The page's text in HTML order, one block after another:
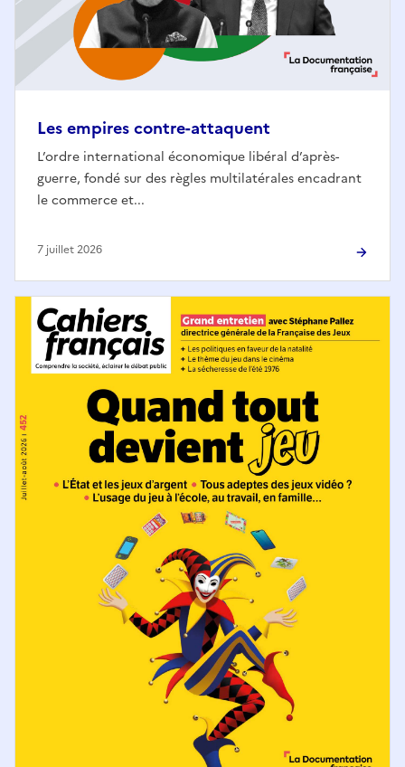
Les empires contre-attaquent
L’ordre international économique libéral d’après-
guerre, fondé sur des règles multilatérales encadrant
le commerce et...
7 juillet 2026